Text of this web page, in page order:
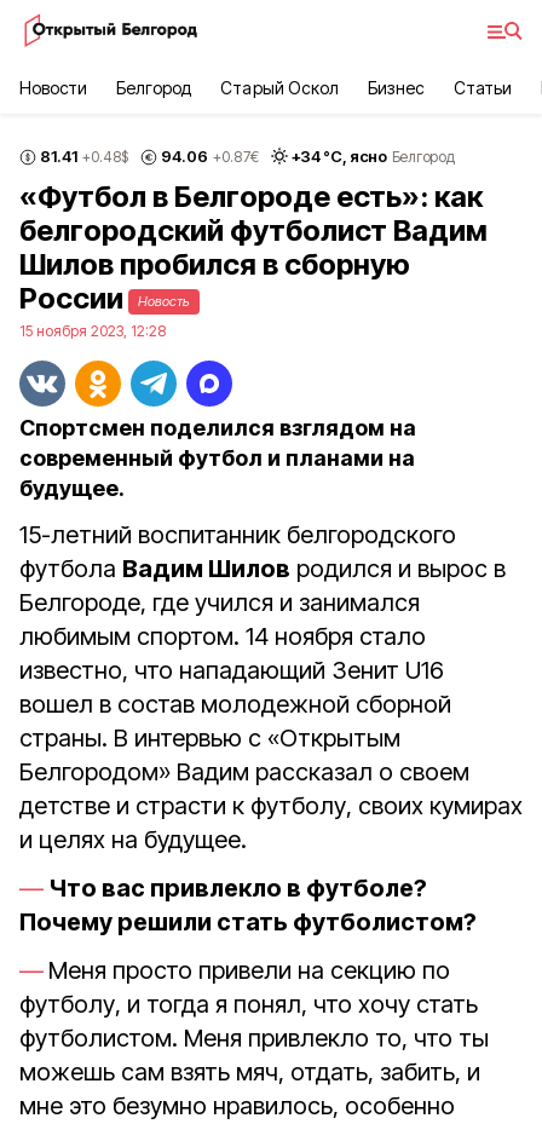
Новости Белгород Старый Оскол Бизнес Статьи
81.41 +0.48$ 94.06 +0.87€ +34°С, ясно Белгород
«Футбол в Белгороде есть»: как
белгородский футболист Вадим
Шилов пробился в сборную
России
Новость
15 ноября 2023, 12:28
Спортсмен поделился взглядом на
современный футбол и планами на
будущее.
15-летний воспитанник белгородского
футбола Вадим Шилов родился и вырос в
Белгороде, где учился и занимался
любимым спортом. 14 ноября стало
известно, что нападающий Зенит U16
вошел в состав молодежной сборной
страны. В интервью с «Открытым
Белгородом» Вадим рассказал о своем
детстве и страсти к футболу, своих кумирах
и целях на будущее.
Что вас привлекло в футболе?
Почему решили стать футболистом?
Меня просто привели на секцию по
футболу, и тогда я понял, что хочу стать
футболистом. Меня привлекло то, что ты
можешь сам взять мяч, отдать, забить, и
мне это безумно нравилось, особенно